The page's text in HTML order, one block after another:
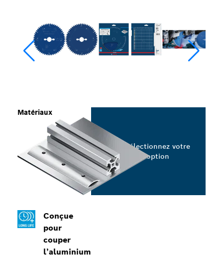
Conçue
pour
couper
l’aluminium
Matériaux
Sélectionnez votre
option